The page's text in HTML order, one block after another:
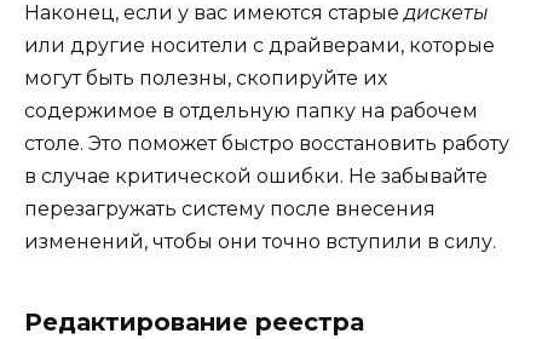
Наконец, если у вас имеются старыедискеты
или другие носители с драйверами, которые
могут быть полезны, скопируйте их
содержимое в отдельную папку на рабочем
столе. Это поможет быстро восстановить работу
в случае критической ошибки. Не забывайте
перезагружать систему после внесения
изменений, чтобы они точно вступили в силу.
Редактирование реестра